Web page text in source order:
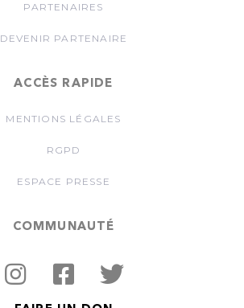
PARTENAIRES
DEVENIR PARTENAIRE
ACCÈS RAPIDE
MENTIONS LÉGALES
RGPD
ESPACE PRESSE
COMMUNAUTÉ